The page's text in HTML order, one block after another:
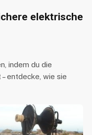
elektrische
indem du die
entdecke, wie sie